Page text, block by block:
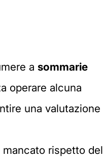
a sommarie
operare alcuna
una valutazione
rispetto del